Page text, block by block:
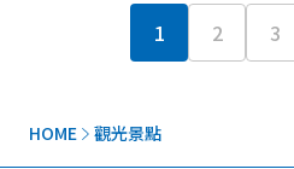
HOME 觀光景點
1 2 3